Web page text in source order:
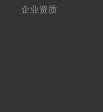
企业资质